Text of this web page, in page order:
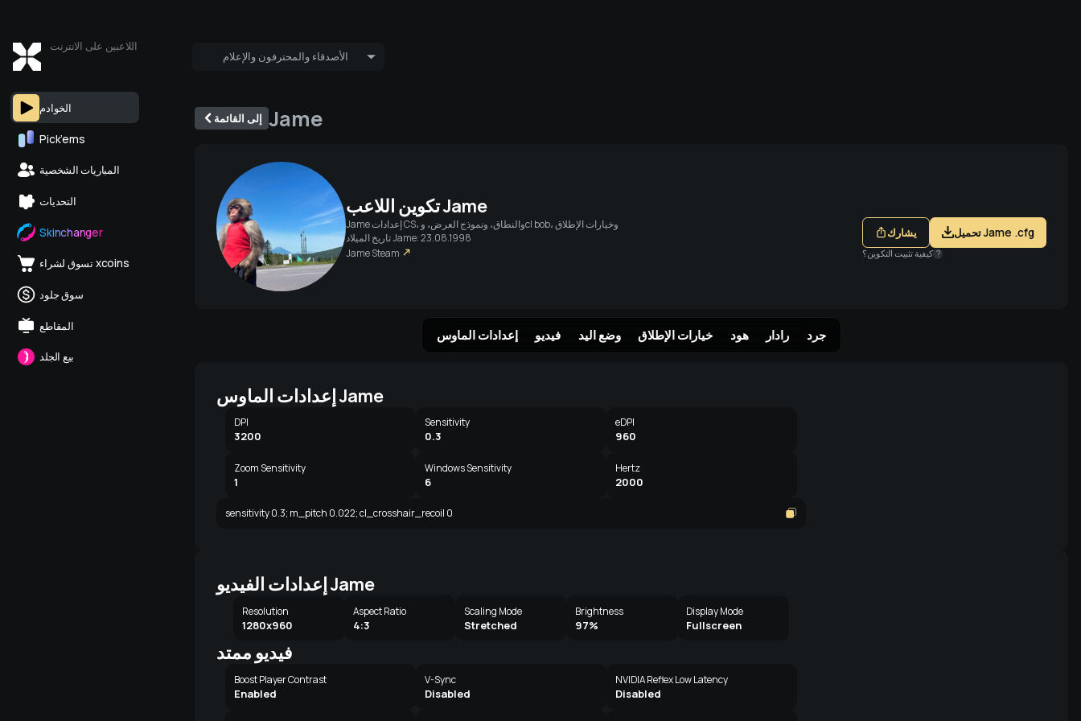
اللاعبين على الانترنت
الأصدقاء والمحترفون والإعلام
الخوادم
Pick’ems
المباريات الشخصية
التحديات
Skinchanger
تسوق لشراء xcoins
سوق جلود
المقاطع
بيع الجلد
إلى القائمة Jame
تكوين اللاعبJame
Jame
إعدادات CS، والنطاق، ونموذج العرض، وcl bob، وخيارات الإطلاق
تاريخ الميلاد Jame: 23.08.1998
JameSteam
يشارك تحميل Jame .cfg
كيفية تثبيت التكوين؟ ?
إعدادات الماوس فيديو وضع اليد خيارات الإطلاق هود رادار جرد
إعدادات الماوس Jame
DPI
3200
Sensitivity
0.3
eDPI
960
Zoom Sensitivity
1
Windows Sensitivity
6
Hertz
2000
sensitivity 0.3; m_pitch 0.022; cl_crosshair_recoil 0
إعدادات الفيديو Jame
Resolution
1280x960
Aspect Ratio
4:3
Scaling Mode
Stretched
Brightness
97%
Display Mode
Fullscreen
فيديو ممتد
Boost Player Contrast
Enabled
V-Sync
Disabled
NVIDIA Reflex Low Latency
Disabled